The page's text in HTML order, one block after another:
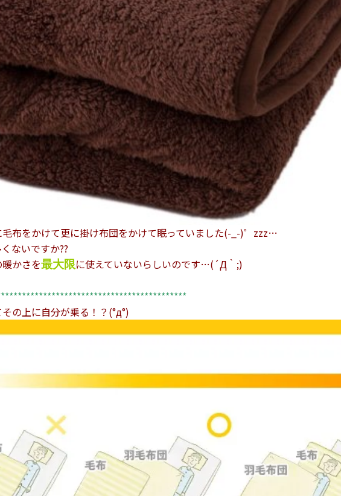
布をかけて更に掛け布団をかけて眠っていました(-_-)゜zzz…
ないですか??
かさを最大限に使えていないらしいのです…(´Д｀;)
の上に自分が乗る！？(°д°)